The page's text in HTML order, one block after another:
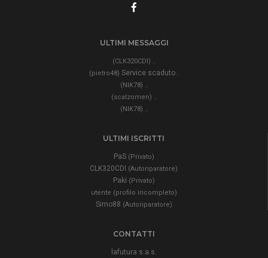
ULTIMI MESSAGGI
(CLK320CDI) ..
(pietro48) Service scaduto..
(NIK78) ..
(scalzomen) ..
(NIK78) ..
ULTIMI ISCRITTI
PaS (Privato)
CLK320CDI (Autoriparatore)
Paki (Privato)
utente (profilo incompleto)
Simo88 (Autoriparatore)
CONTATTI
lafutura s.a.s.